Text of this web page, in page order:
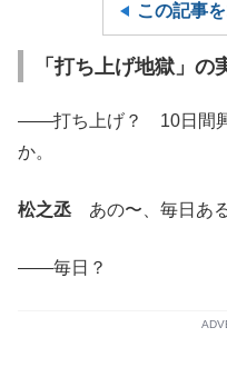
この記事
「打ち上げ地獄」の
――打ち上げ？ 10日間興
か。
松之丞あの〜、毎日ある
――毎日？